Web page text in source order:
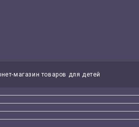
магазин товаров для детей